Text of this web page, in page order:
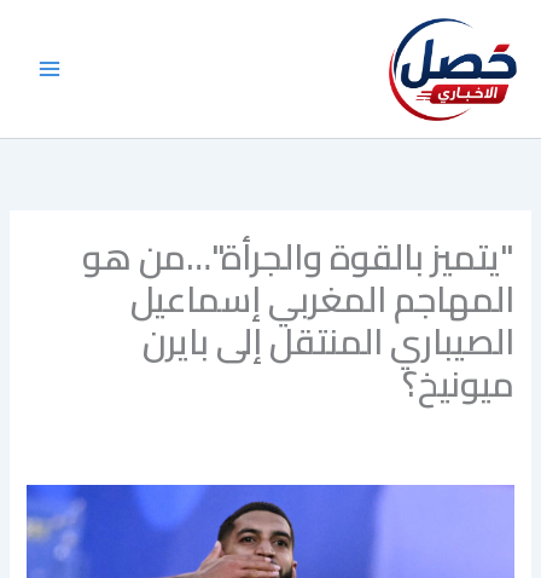
المحتوى
"يتميز بالقوة والجرأة"…من هو
المهاجم المغربي إسماعيل
الصيباري المنتقل إلى بايرن
ميونيخ؟